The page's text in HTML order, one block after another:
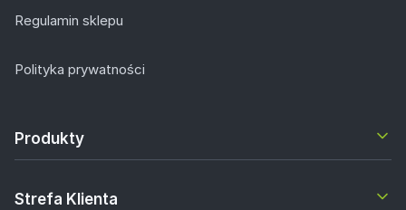
Regulamin sklepu
Polityka prywatności
Produkty
Strefa Klienta